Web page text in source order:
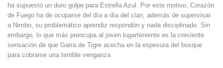
ha supuesto un duro golpe para Estrella Azul. Por este motivo, Corazón
de Fuego ha de ocuparse del día a día del clan, además de supervisar
a Nimbo, su problemático aprendiz respondón y nada disciplinado. Sin
embargo, lo que más preocupa al joven lugarteniente es la creciente
sensación de que Garra de Tigre acecha en la espesura del bosque
para cobrarse una terrible venganza